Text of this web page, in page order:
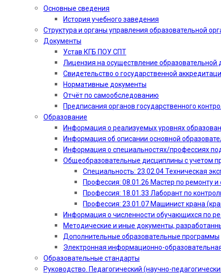
Основные сведения
История учебного заведения
Структура и органы управления образовательной
Документы
Устав КГБ ПОУ СПТ
Лицензия на осуществление образовательной
Свидетельство о государственной
Нормативные документы
Отчёт по самообследованию
Предписания органов государственного
Образование
Информация о реализуемых уровнях
Информация об описании основной
Информация о специальностях/профессиях
Общеобразовательные дисциплины с учетом
Специальность: 23.02.04 Техническая
Профессия: 08.01.26 Мастер по ремонту
Профессия: 18.01.33 Лаборант по
Профессия: 23.01.07 Машинист крана
Информация о численности обучающихся по
Методические и иные документы,
Дополнительные образовательные программы
Электронная информационно-
Образовательные стандарты
Руководство. Педагогический (научно-